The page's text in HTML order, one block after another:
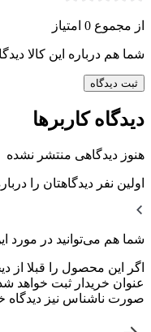
از مجموع 0 امتیاز
شما هم درباره این کالا
ثبت دیدگاه
دیدگاه کاربرها
هنوز دیدگاهی منتشر نشده
اولین نفر دیدگاهتان را
شما هم می‌توانید در مورد
اگر این محصول را قبلا از
عنوان خریدار ثبت خواهد
صورت ناشناس نیز دیدگاه